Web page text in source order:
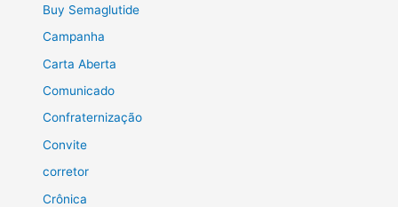
Buy Semaglutide
Campanha
Carta Aberta
Comunicado
Confraternização
Convite
corretor
Crônica